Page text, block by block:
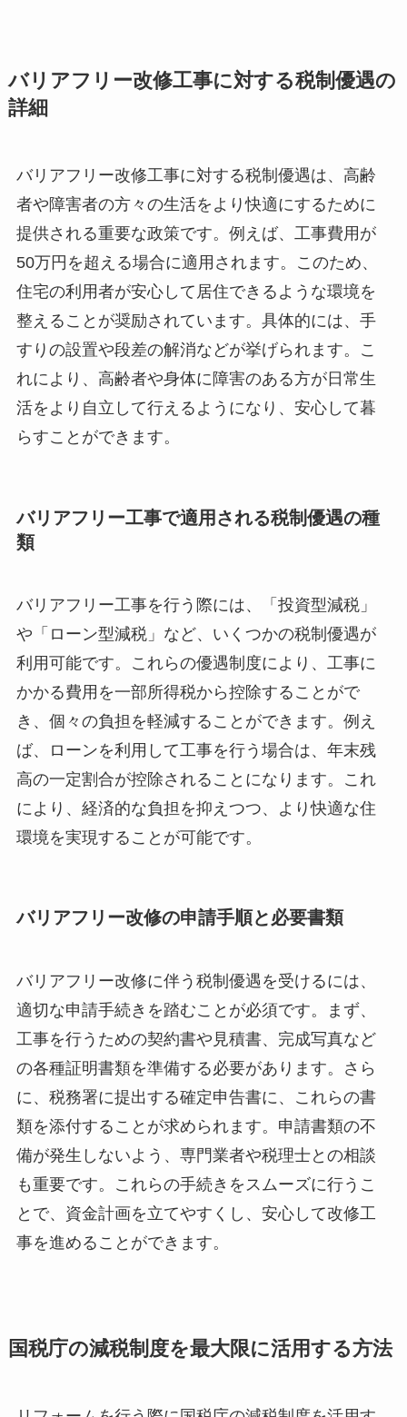
バリアフリー改修工事に対する税制優遇の
詳細
バリアフリー改修工事に対する税制優遇は、高齢
者や障害者の方々の生活をより快適にするために
提供される重要な政策です。例えば、工事費用が
50万円を超える場合に適用されます。このため、
住宅の利用者が安心して居住できるような環境を
整えることが奨励されています。具体的には、手
すりの設置や段差の解消などが挙げられます。こ
れにより、高齢者や身体に障害のある方が日常生
活をより自立して行えるようになり、安心して暮
らすことができます。
バリアフリー工事で適用される税制優遇の種
類
バリアフリー工事を行う際には、「投資型減税」
や「ローン型減税」など、いくつかの税制優遇が
利用可能です。これらの優遇制度により、工事に
かかる費用を一部所得税から控除することがで
き、個々の負担を軽減することができます。例え
ば、ローンを利用して工事を行う場合は、年末残
高の一定割合が控除されることになります。これ
により、経済的な負担を抑えつつ、より快適な住
環境を実現することが可能です。
バリアフリー改修の申請手順と必要書類
バリアフリー改修に伴う税制優遇を受けるには、
適切な申請手続きを踏むことが必須です。まず、
工事を行うための契約書や見積書、完成写真など
の各種証明書類を準備する必要があります。さら
に、税務署に提出する確定申告書に、これらの書
類を添付することが求められます。申請書類の不
備が発生しないよう、専門業者や税理士との相談
も重要です。これらの手続きをスムーズに行うこ
とで、資金計画を立てやすくし、安心して改修工
事を進めることができます。
国税庁の減税制度を最大限に活用する方法